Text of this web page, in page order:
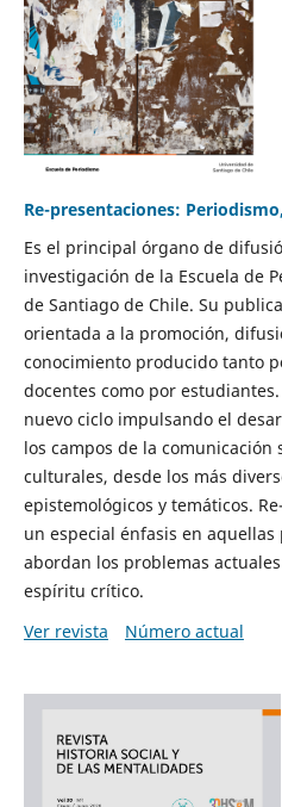
Re-presentaciones:
Es el principal órgano de
investigación de la Escuela de
de Santiago de Chile. Su
orientada a la promoción,
conocimiento producido tanto
docentes como por
nuevo ciclo impulsando el
los campos de la
culturales, desde los más
epistemológicos y temáticos.
un especial énfasis en
abordan los problemas
espíritu crítico.
Ver revista
Número actual